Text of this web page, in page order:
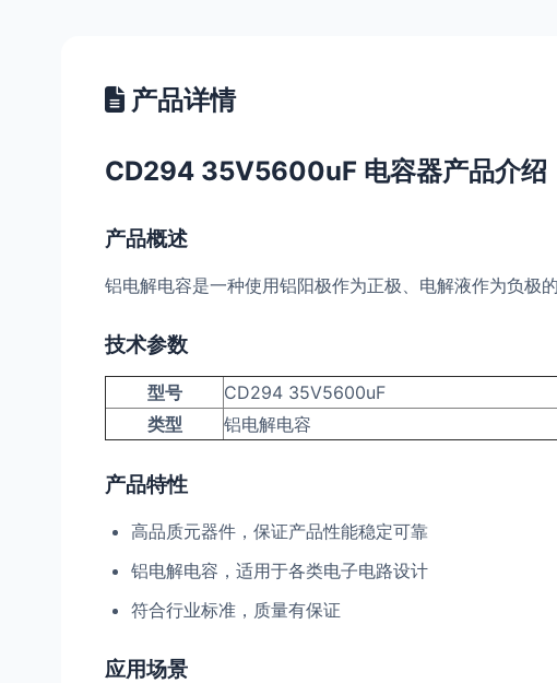
产品详情
CD294 35V5600uF 电容器产品介绍
产品概述
铝电解电容是一种使用铝阳极作为正极、电解液作为负极
技术参数
型号
CD294 35V5600uF
类型
铝电解电容
产品特性
高品质元器件，保证产品性能稳定可靠
铝电解电容，适用于各类电子电路设计
符合行业标准，质量有保证
应用场景